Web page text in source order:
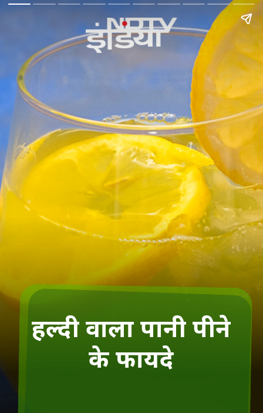
हल्दी वाला पानी पीने
के फायदे